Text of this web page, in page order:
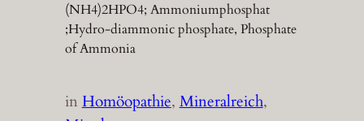
(NH4)2HPO4; Ammoniumphosphat
;Hydro-diammonic phosphate, Phosphate
of Ammonia
inHomöopathie, Mineralreich